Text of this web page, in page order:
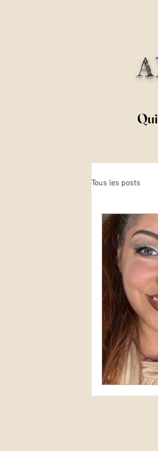
Tous les posts